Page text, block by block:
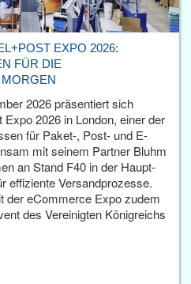
EXPO 2026:
FÜR DIE
2026 präsentiert sich
2026 in London, einer der
für Paket-, Post- und E-
mit seinem Partner Bluhm
an Stand F40 in der Haupt­
effiziente Versandprozesse.
der eCommerce Expo zudem
des Vereinigten Königreichs